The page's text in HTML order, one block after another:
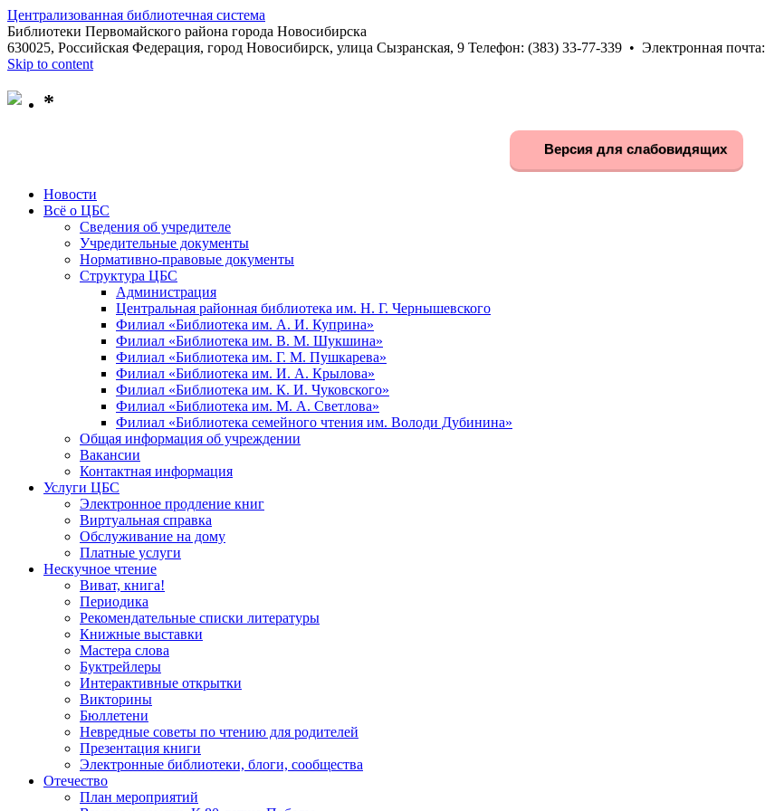
Централизованная библиотечная система
Библиотеки Первомайского района города Новосибирска
630025, Российская Федерация, город Новосибирск, улица Сызранская, 9 Телефон: (383) 33-77-339 • Электронная почта:
Skip to content
*
Версия для слабовидящих
Новости
Всё о ЦБС
Сведения об учредителе
Учредительные документы
Нормативно-правовые документы
Структура ЦБС
Администрация
Центральная районная библиотека им. Н. Г. Чернышевского
Филиал «Библиотека им. А. И. Куприна»
Филиал «Библиотека им. В. М. Шукшина»
Филиал «Библиотека им. Г. М. Пушкарева»
Филиал «Библиотека им. И. А. Крылова»
Филиал «Библиотека им. К. И. Чуковского»
Филиал «Библиотека им. М. А. Светлова»
Филиал «Библиотека семейного чтения им. Володи Дубинина»
Общая информация об учреждении
Вакансии
Контактная информация
Услуги ЦБС
Электронное продление книг
Виртуальная справка
Обслуживание на дому
Платные услуги
Нескучное чтение
Виват, книга!
Периодика
Рекомендательные списки литературы
Книжные выставки
Мастера слова
Буктрейлеры
Интерактивные открытки
Викторины
Бюллетени
Невредные советы по чтению для родителей
Презентация книги
Электронные библиотеки, блоги, сообщества
Отечество
План мероприятий